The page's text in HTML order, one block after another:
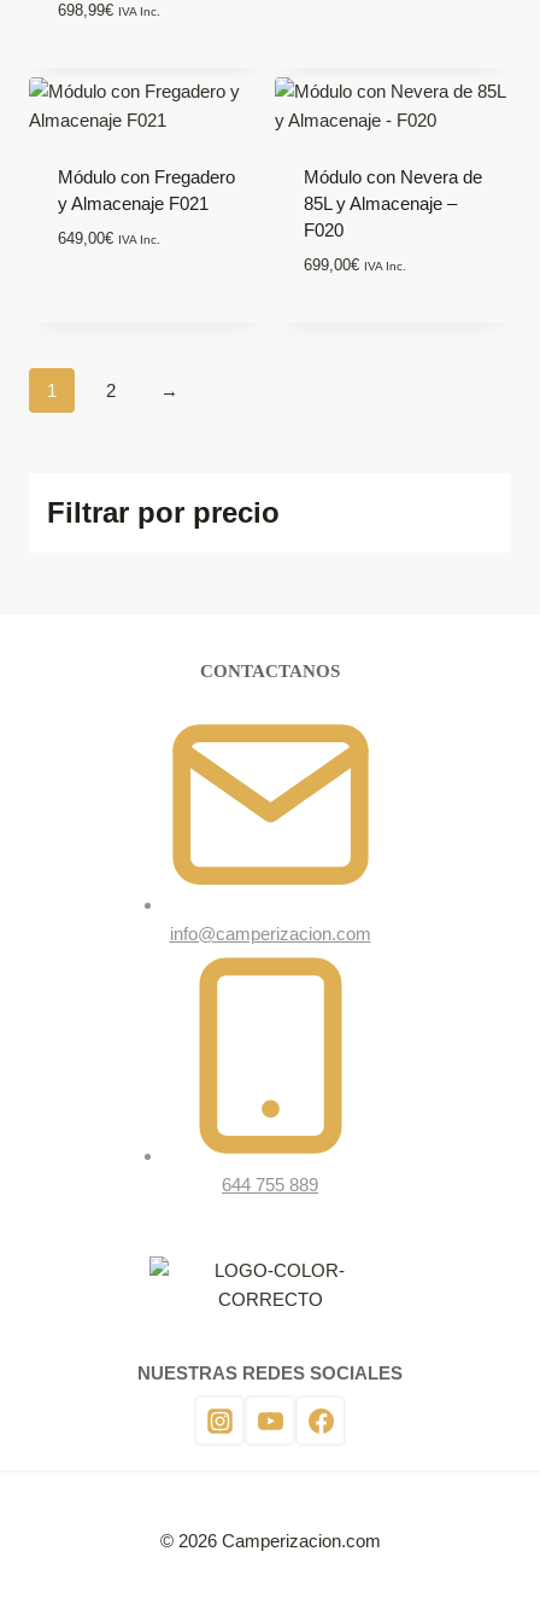
698,99€ IVA Inc.
Módulo con Fregadero
y Almacenaje F021
649,00€ IVA Inc.
Módulo con Nevera de
85L y Almacenaje –
F020
699,00€ IVA Inc.
1 2 →
Filtrar por precio
CONTACTANOS
info@camperizacion.com
644 755 889
NUESTRAS REDES SOCIALES
© 2026 Camperizacion.com